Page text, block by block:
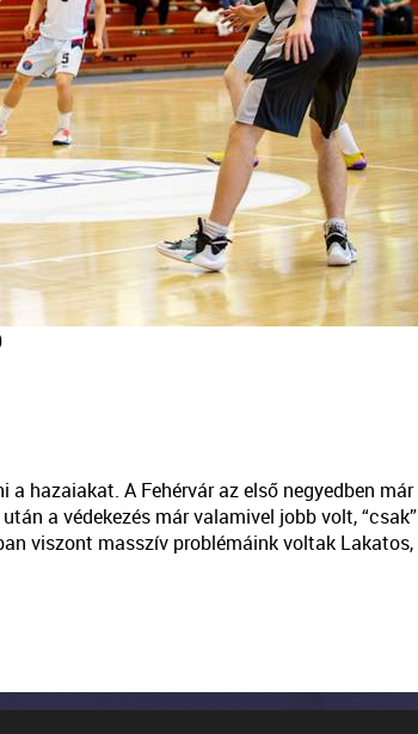
hazaiakat. A Fehérvár az első negyedben már
a védekezés már valamivel jobb volt, “csak”
viszont masszív problémáink voltak Lakatos,